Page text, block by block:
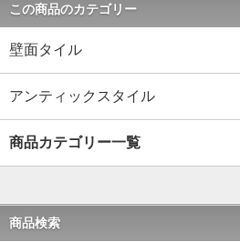
この商品のカテゴリー
壁面タイル
アンティックスタイル
商品カテゴリー一覧
商品検索